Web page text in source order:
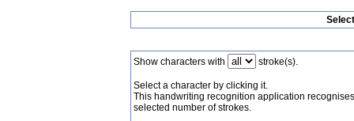
Show characters with stroke(s).
Select a character by clicking it.
This handwriting recognition application
selected number of strokes.